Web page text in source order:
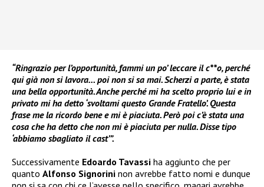
“Ringrazio per l’opportunità, fammi un po’ leccare il c**o, perché
qui già non si lavora… poi non si sa mai. Scherzi a parte, è stata
una bella opportunità. Anche perché mi ha scelto proprio lui e in
privato mi ha detto ‘svoltami questo Grande Fratello’. Questa
frase me la ricordo bene e mi è piaciuta. Però poi c’è stata una
cosa che ha detto che non mi è piaciuta per nulla. Disse tipo
‘abbiamo sbagliato il cast’”.
Successivamente Edoardo Tavassi ha aggiunto che per
quanto Alfonso Signorini non avrebbe fatto nomi e dunque